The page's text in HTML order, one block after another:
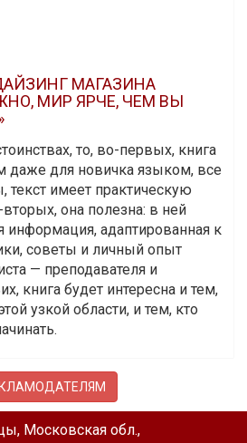
МАГАЗИНА
МИР ЯРЧЕ, ЧЕМ ВЫ
то, во-первых, книга
даже для новичка языком, все
имеет практическую
она полезна: в ней
информация, адаптированная к
советы и личный опыт
— преподавателя и
книга будет интересна и тем,
узкой области, и тем, кто
Московская обл.,